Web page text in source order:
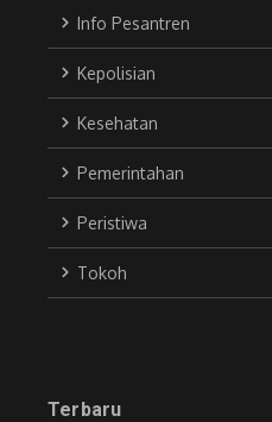
Info Pesantren
Kepolisian
Kesehatan
Pemerintahan
Peristiwa
Tokoh
Terbaru